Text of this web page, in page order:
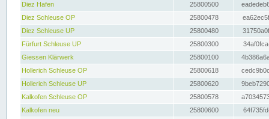
Diez Hafen
25800500
Diez Schleuse OP
25800478
Diez Schleuse UP
25800480
Fürfurt Schleuse UP
25800300
Giessen Klärwerk
25800100
Hollerich Schleuse OP
25800618
Hollerich Schleuse UP
25800620
Kalkofen Schleuse OP
25800578
Kalkofen neu
25800600